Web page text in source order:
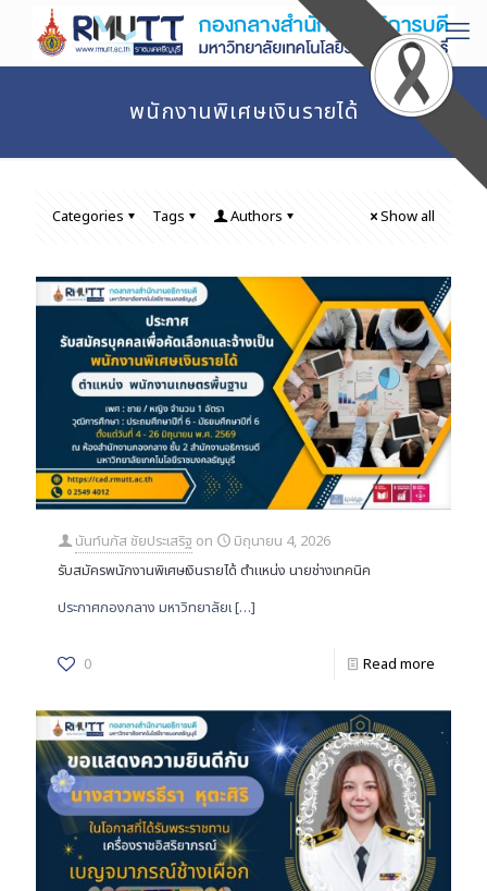
พนักงานพิเศษเงินรายได้
Categories Tags Authors Show all
นันท์นภัส ชัยประเสริฐ on
มิถุนายน 4, 2026
รับสมัครพนักงานพิเศษเงินรายได้ ตำแหน่ง นายช่างเทคนิค
ประกาศกองกลาง มหาวิทยาลัยเ[…]
0 Read more